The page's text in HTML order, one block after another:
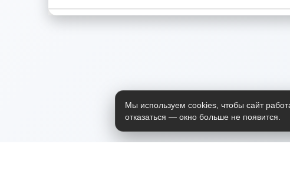
Мы используем cookies, чтобы сайт
отказаться — окно больше не появится.